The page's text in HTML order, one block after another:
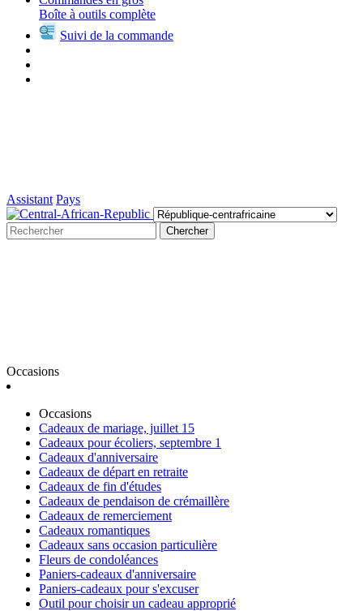
Boîte à outils complète
Suivi de la commande
Assistant Pays
Chercher
Occasions
Occasions
Cadeaux de mariage, juillet 15
Cadeaux pour écoliers, septembre 1
Cadeaux d'anniversaire
Cadeaux de départ en retraite
Cadeaux de fin d'études
Cadeaux de pendaison de crémaillère
Cadeaux de remerciement
Cadeaux romantiques
Cadeaux sans occasion particulière
Fleurs de condoléances
Paniers-cadeaux d'anniversaire
Paniers-cadeaux pour s'excuser
Outil pour choisir un cadeau approprié